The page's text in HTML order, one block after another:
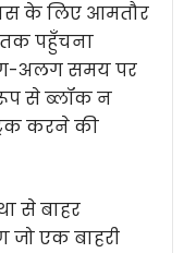
के लिए आमतौर
तक पहुँचना
अलग समय पर
रूप से ब्लॉक न
करने की
से बाहर
एक बाहरी